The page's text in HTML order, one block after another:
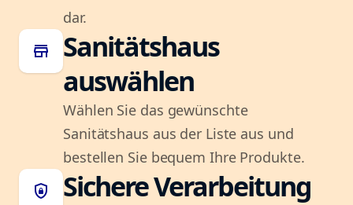
dar.
store
Sanitätshaus
auswählen
Wählen Sie das gewünschte
Sanitätshaus aus der Liste aus und
bestellen Sie bequem Ihre Produkte.
shield_lock Sichere Verarbeitung